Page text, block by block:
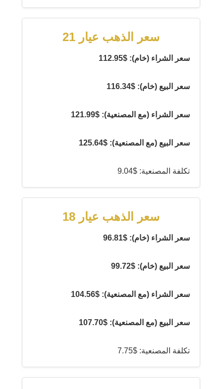
سعر الذهب عيار 21
سعر الشراء (خام): $112.95
سعر البيع (خام): $116.34
سعر الشراء (مع المصنعية): $121.99
سعر البيع (مع المصنعية): $125.64
تكلفة المصنعية: $9.04
سعر الذهب عيار 18
سعر الشراء (خام): $96.81
سعر البيع (خام): $99.72
سعر الشراء (مع المصنعية): $104.56
سعر البيع (مع المصنعية): $107.70
تكلفة المصنعية: $7.75